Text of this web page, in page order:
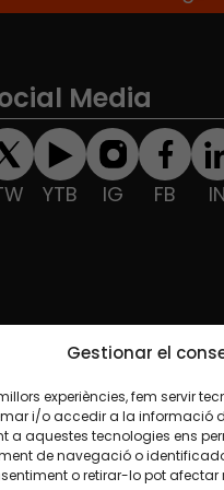
Gestionar el
experiències, fem servir
i/o accedir a la informació
a aquestes tecnologies ens
de navegació o
o retirar-lo pot
Media
YTB IG FB IN